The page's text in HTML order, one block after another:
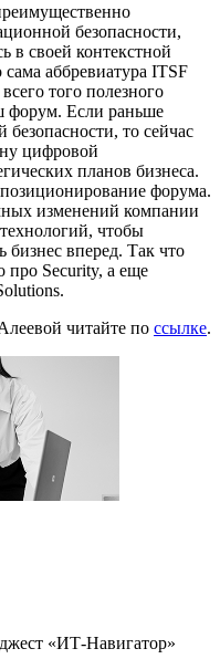
безопасности,
в своей контекстной
аббревиатура ITSF
того полезного
форум. Если раньше
то сейчас
цифровой
планов бизнеса.
форума.
изменений компании
чтобы
бизнес вперед. Так что
про Security, а еще
читайте по ссылке.
«ИТ-Навигатор»